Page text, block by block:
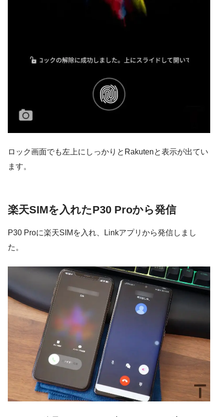
ロック画面でも左上にしっかりとRakutenと表示が出てい
ます。
楽天SIMを入れたP30 Proから発信
P30 Proに楽天SIMを入れ、Linkアプリから発信しまし
た。